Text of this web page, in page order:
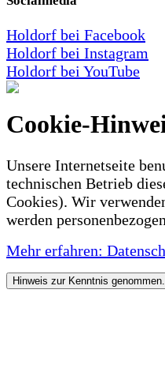
Holdorf bei Facebook
Holdorf bei Instagram
Holdorf bei YouTube
Cookie-
Unsere Internetseite
technischen Betrieb
Cookies). Wir
werden
Mehr erfahren:
Hinweis zur Kenntnis